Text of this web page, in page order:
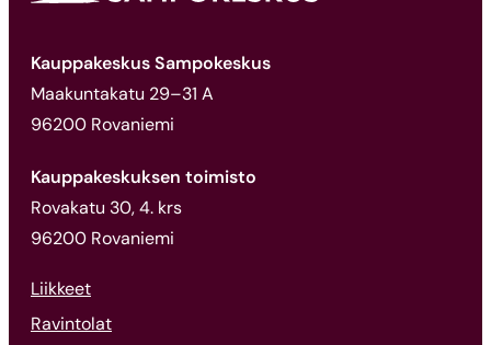
Kauppakeskus Sampokeskus
Maakuntakatu 29–31 A
96200 Rovaniemi
Kauppakeskuksen toimisto
Rovakatu 30, 4. krs
96200 Rovaniemi
Liikkeet
Ravintolat